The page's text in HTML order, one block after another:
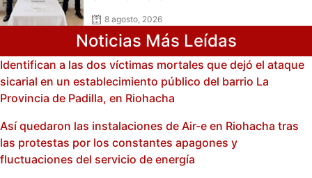
8 agosto, 2026
Noticias Más Leídas
Identifican a las dos víctimas mortales que dejó el ataque
sicarial en un establecimiento público del barrio La
Provincia de Padilla, en Riohacha
Así quedaron las instalaciones de Air-e en Riohacha tras
las protestas por los constantes apagones y
fluctuaciones del servicio de energía